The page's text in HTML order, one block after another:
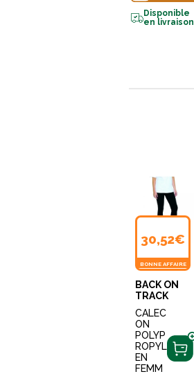
Disponible
en livraison
30,52€
BONNE AFFAIRE
BACK ON
TRACK
CALEC
ON
POLYP
ROPYL
EN
FEMM